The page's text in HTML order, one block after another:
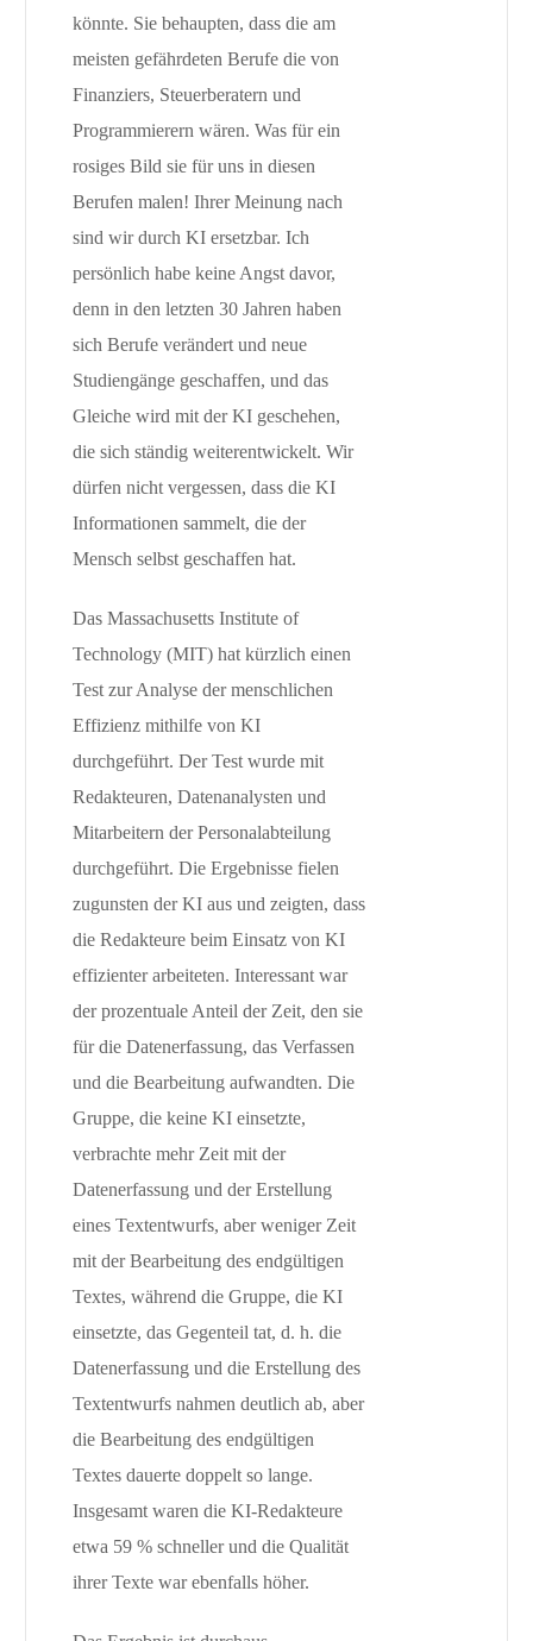
könnte. Sie behaupten, dass die am
meisten gefährdeten Berufe die von
Finanziers, Steuerberatern und
Programmierern wären. Was für ein
rosiges Bild sie für uns in diesen
Berufen malen! Ihrer Meinung nach
sind wir durch KI ersetzbar. Ich
persönlich habe keine Angst davor,
denn in den letzten 30 Jahren haben
sich Berufe verändert und neue
Studiengänge geschaffen, und das
Gleiche wird mit der KI geschehen,
die sich ständig weiterentwickelt. Wir
dürfen nicht vergessen, dass die KI
Informationen sammelt, die der
Mensch selbst geschaffen hat.
Das Massachusetts Institute of
Technology (MIT) hat kürzlich einen
Test zur Analyse der menschlichen
Effizienz mithilfe von KI
durchgeführt. Der Test wurde mit
Redakteuren, Datenanalysten und
Mitarbeitern der Personalabteilung
durchgeführt. Die Ergebnisse fielen
zugunsten der KI aus und zeigten, dass
die Redakteure beim Einsatz von KI
effizienter arbeiteten. Interessant war
der prozentuale Anteil der Zeit, den sie
für die Datenerfassung, das Verfassen
und die Bearbeitung aufwandten. Die
Gruppe, die keine KI einsetzte,
verbrachte mehr Zeit mit der
Datenerfassung und der Erstellung
eines Textentwurfs, aber weniger Zeit
mit der Bearbeitung des endgültigen
Textes, während die Gruppe, die KI
einsetzte, das Gegenteil tat, d. h. die
Datenerfassung und die Erstellung des
Textentwurfs nahmen deutlich ab, aber
die Bearbeitung des endgültigen
Textes dauerte doppelt so lange.
Insgesamt waren die KI-Redakteure
etwa 59 % schneller und die Qualität
ihrer Texte war ebenfalls höher.